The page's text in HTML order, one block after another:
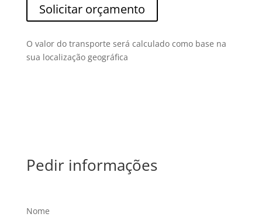
Solicitar orçamento
O valor do transporte será calculado como base na
sua localização geográfica
Pedir informações
Nome